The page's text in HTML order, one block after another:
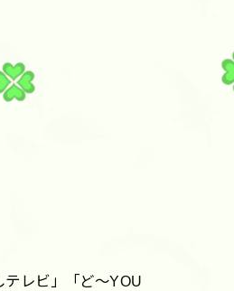
テレビ」「ど〜YOU